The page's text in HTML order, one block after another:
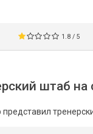
1.8 / 5
штаб